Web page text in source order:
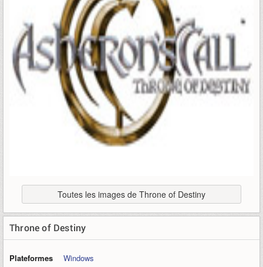
Toutes les images de Throne of Destiny
Throne of Destiny
Plateformes
Windows